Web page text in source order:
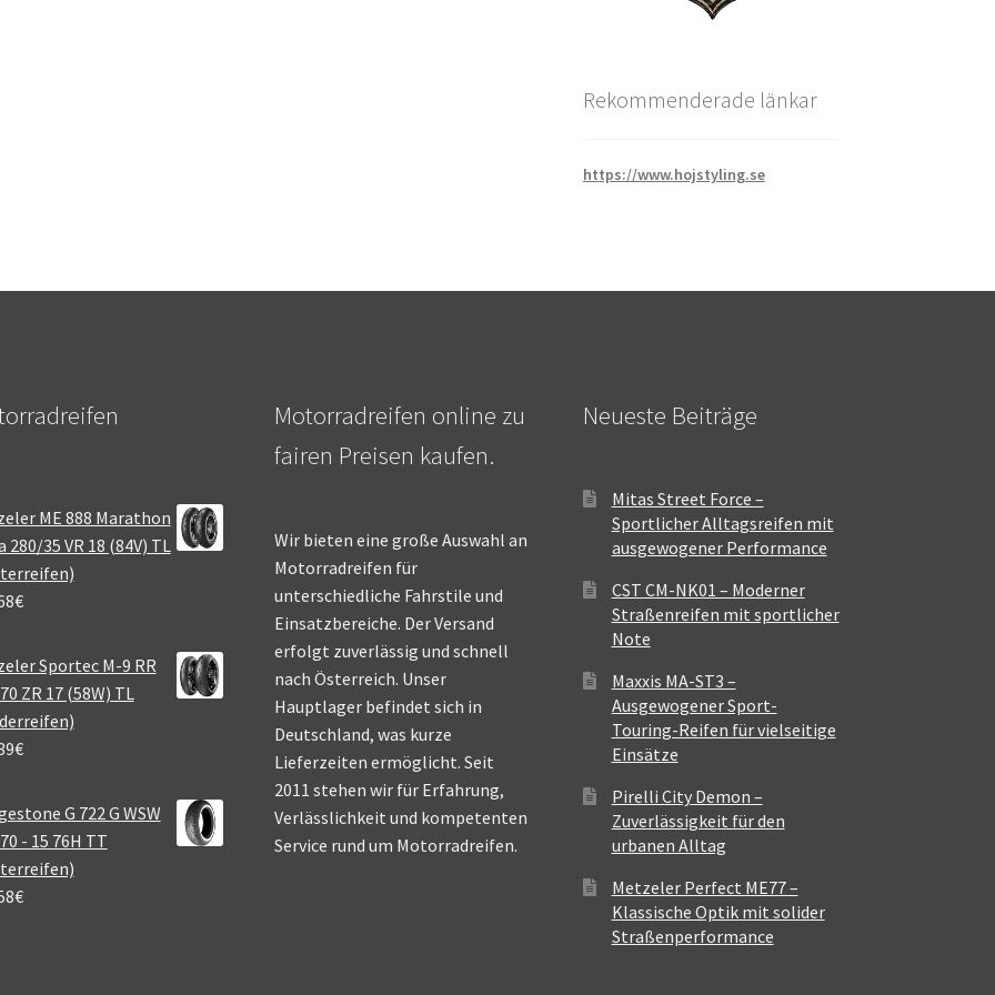
Rekommenderade länkar
https://www.hojstyling.se
ME 888 Marathon
280/35 VR 18 (84V) TL
€
Sportec M-9 RR
ZR 17 (58W) TL
€
G 722 G WSW
- 15 76H TT
€
Motorradreifen online zu
fairen Preisen kaufen.
Wir bieten eine große Auswahl an
Motorradreifen für
unterschiedliche Fahrstile und
Einsatzbereiche. Der Versand
erfolgt zuverlässig und schnell
nach Österreich. Unser
Hauptlager befindet sich in
Deutschland, was kurze
Lieferzeiten ermöglicht. Seit
2011 stehen wir für Erfahrung,
Verlässlichkeit und kompetenten
Service rund um Motorradreifen.
Neueste Beiträge
Mitas Street Force –
Sportlicher Alltagsreifen mit
ausgewogener Performance
CST CM-NK01 – Moderner
Straßenreifen mit sportlicher
Note
Maxxis MA-ST3 –
Ausgewogener Sport-
Touring-Reifen für vielseitige
Einsätze
Pirelli City Demon –
Zuverlässigkeit für den
urbanen Alltag
Metzeler Perfect ME77 –
Klassische Optik mit solider
Straßenperformance